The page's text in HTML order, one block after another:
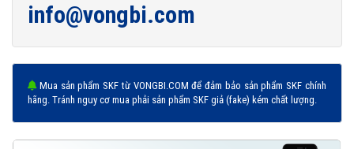
info@vongbi.com
Mua sản phẩm SKF từ VONGBI.COM để đảm bảo sản phẩm SKF chính
hãng. Tránh nguy cơ mua phải sản phẩm SKF giả (fake) kém chất lượng.